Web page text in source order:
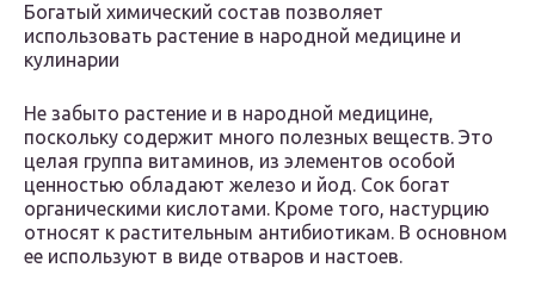
Богатый химический состав позволяет
использовать растение в народной медицине и
кулинарии
Не забыто растение и в народной медицине,
поскольку содержит много полезных веществ. Это
целая группа витаминов, из элементов особой
ценностью обладают железо и йод. Сок богат
органическими кислотами. Кроме того, настурцию
относят к растительным антибиотикам. В основном
ее используют в виде отваров и настоев.